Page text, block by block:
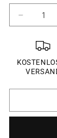
Verringere
die
Menge
Mazda